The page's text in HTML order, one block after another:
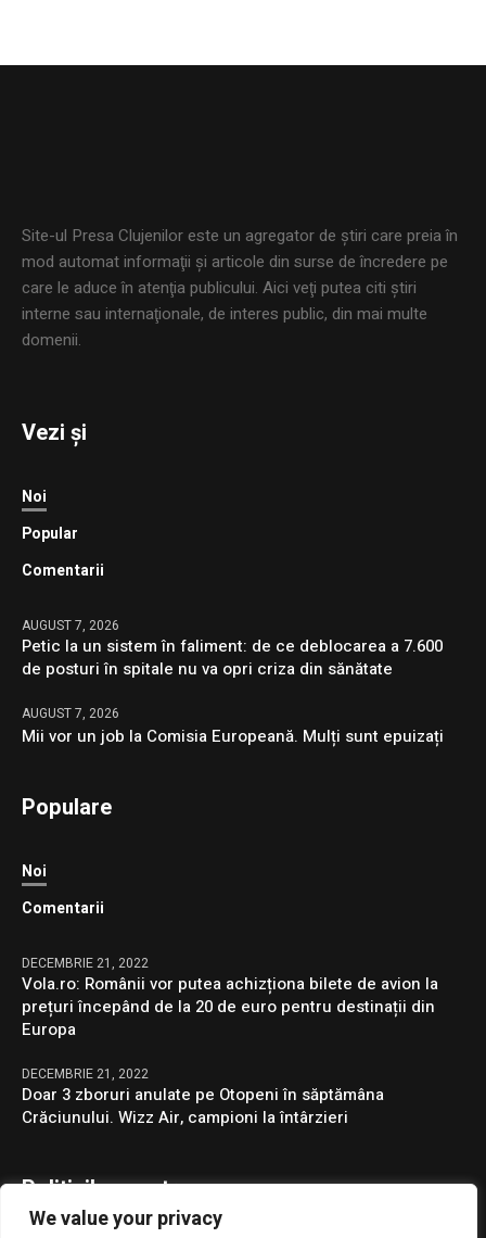
We value your privacy
Site-ul Presa Clujenilor este un agregator de ştiri care preia în
mod automat informaţii şi articole din surse de încredere pe
care le aduce în atenţia publicului. Aici veţi putea citi ştiri
interne sau internaţionale, de interes public, din mai multe
domenii.
Vezi și
Noi
Popular
Comentarii
AUGUST 7, 2026
Petic la un sistem în faliment: de ce deblocarea a 7.600
de posturi în spitale nu va opri criza din sănătate
AUGUST 7, 2026
Mii vor un job la Comisia Europeană. Mulți sunt epuizați
Populare
Noi
Comentarii
DECEMBRIE 21, 2022
Vola.ro: Românii vor putea achizționa bilete de avion la
prețuri începând de la 20 de euro pentru destinații din
Europa
DECEMBRIE 21, 2022
Doar 3 zboruri anulate pe Otopeni în săptămâna
Crăciunului. Wizz Air, campioni la întârzieri
Politicile noastre